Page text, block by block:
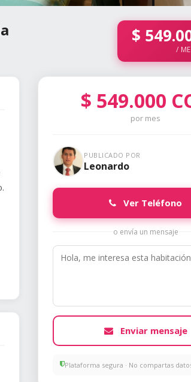
$
/
$ 549.000
por mes
PUBLICADO POR
Leonardo
Ver Teléfono
o envía un mensaje
Enviar mensaje
Plataforma segura · No compartas